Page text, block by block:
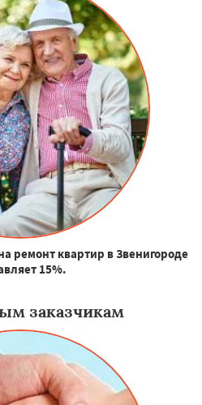
ремонт квартир в Звенигороде
15%.
заказчикам